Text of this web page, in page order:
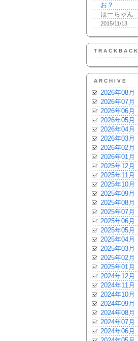
お？
はーちゃん
2015/11/13
TRACKBACK
ARCHIVE
2026年08月
2026年07月
2026年06月
2026年05月
2026年04月
2026年03月
2026年02月
2026年01月
2025年12月
2025年11月
2025年10月
2025年09月
2025年08月
2025年07月
2025年06月
2025年05月
2025年04月
2025年03月
2025年02月
2025年01月
2024年12月
2024年11月
2024年10月
2024年09月
2024年08月
2024年07月
2024年06月